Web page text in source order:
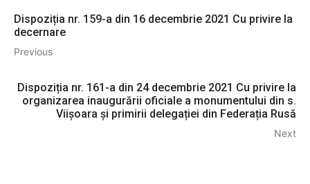
Dispoziția nr. 159-a din 16 decembrie 2021 Cu privire la
decernare
Previous
Dispoziția nr. 161-a din 24 decembrie 2021 Cu privire la
organizarea inaugurării oficiale a monumentului din s.
Viișoara și primirii delegației din Federația Rusă
Next